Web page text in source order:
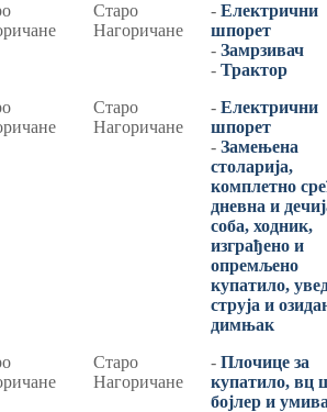
Старо
Нагоричане
- Електрични
шпорет
- Замрзивач
- Трактор
Старо
Нагоричане
- Електрични
шпорет
- Замењена
столарија,
комплетно
дневна и
соба, ходник,
изграђено и
опремљено
купатило,
струја и
димњак
Старо
Нагоричане
- Плочице за
купатило, вц
бојлер и